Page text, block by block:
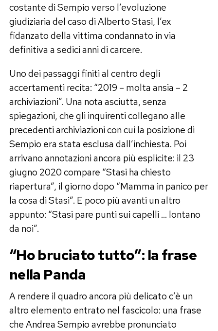
costante di Sempio verso l’evoluzione
giudiziaria del caso di Alberto Stasi, l’ex
fidanzato della vittima condannato in via
definitiva a sedici anni di carcere.
Uno dei passaggi finiti al centro degli
accertamenti recita: “2019 – molta ansia – 2
archiviazioni”. Una nota asciutta, senza
spiegazioni, che gli inquirenti collegano alle
precedenti archiviazioni con cui la posizione di
Sempio era stata esclusa dall’inchiesta. Poi
arrivano annotazioni ancora più esplicite: il 23
giugno 2020 compare “Stasi ha chiesto
riapertura”, il giorno dopo “Mamma in panico per
la cosa di Stasi”. E poco più avanti un altro
appunto: “Stasi pare punti sui capelli … lontano
da noi”.
“Ho bruciato tutto”: la frase
nella Panda
A rendere il quadro ancora più delicato c’è un
altro elemento entrato nel fascicolo: una frase
che Andrea Sempio avrebbe pronunciato